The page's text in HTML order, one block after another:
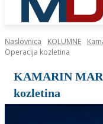
Naslovnica KOLUMNE
Operacija kozletina
KAMARIN
kozletina